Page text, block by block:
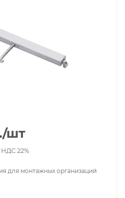
/шт
НДС 22%
для монтажных организаций